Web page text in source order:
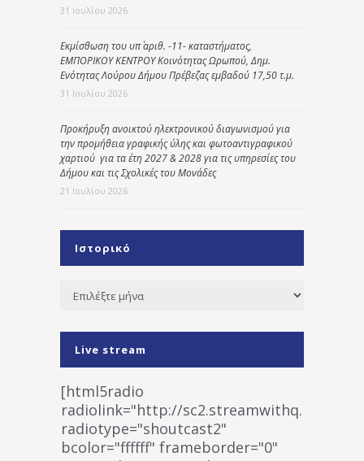
31 Ιουλίου 2026
Εκμίσθωση του υπ΄ αριθ. -11- καταστήματος,
ΕΜΠΟΡΙΚΟΥ ΚΕΝΤΡΟΥ Κοινότητας Ωρωπού, Δημ.
Ενότητας Λούρου Δήμου Πρέβεζας εμβαδού 17,50 τ.μ.
31 Ιουλίου 2026
Προκήρυξη ανοικτού ηλεκτρονικού διαγωνισμού για
την προμήθεια γραφικής ύλης και φωτοαντιγραφικού
χαρτιού για τα έτη 2027 & 2028 για τις υπηρεσίες του
Δήμου και τις Σχολικές του Μονάδες
21 Ιουλίου 2026
Ιστορικό
Ιστορικό
Live stream
[html5radio
radiolink="http://
radiotype="shoutcast2"
bcolor="ffffff" frameborder="0"